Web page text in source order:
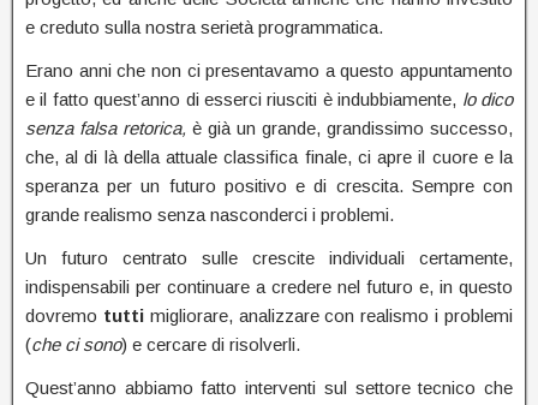
e creduto sulla nostra serietà programmatica.
Erano anni che non ci presentavamo a questo appuntamento
e il fatto quest’anno di esserci riusciti è indubbiamente, lo dico
senza falsa retorica, è già un grande, grandissimo successo,
che, al di là della attuale classifica finale, ci apre il cuore e la
speranza per un futuro positivo e di crescita. Sempre con
grande realismo senza nasconderci i problemi.
Un futuro centrato sulle crescite individuali certamente,
indispensabili per continuare a credere nel futuro e, in questo
dovremo tuttimigliorare, analizzare con realismo i problemi
(che ci sono) e cercare di risolverli.
Quest’anno abbiamo fatto interventi sul settore tecnico che